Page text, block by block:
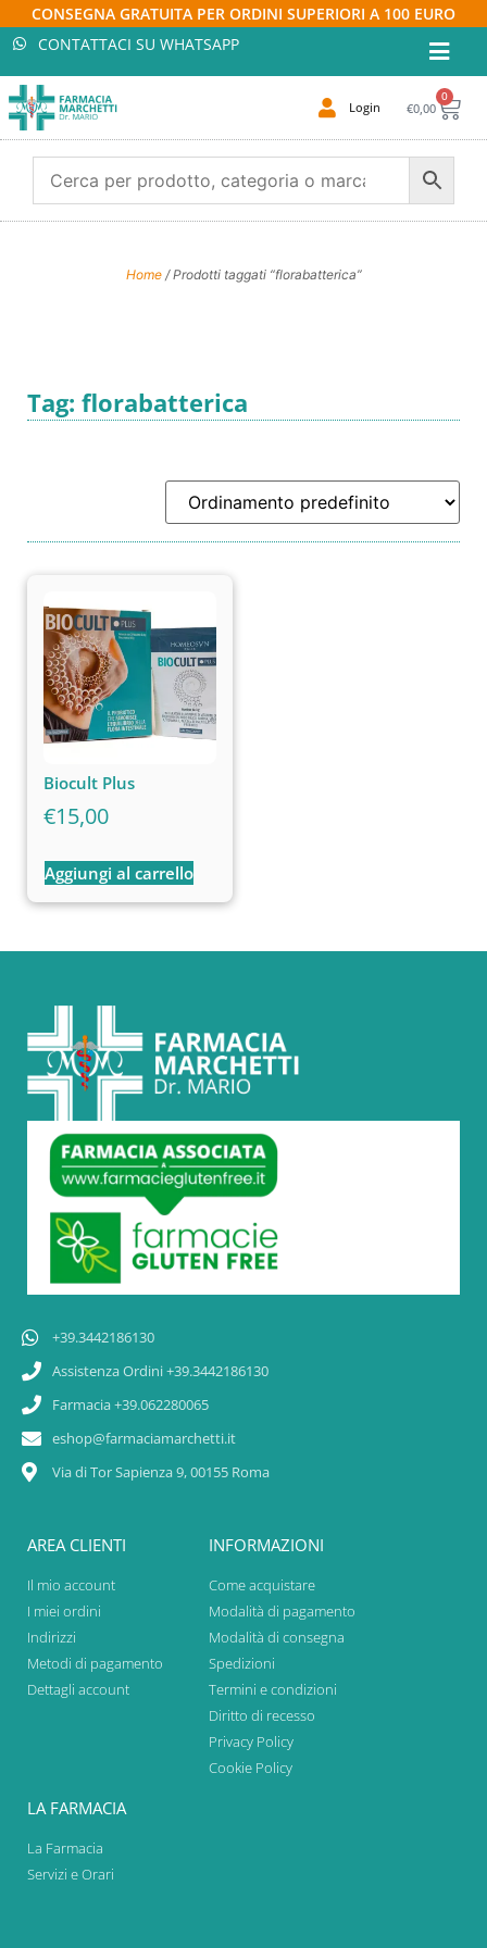
CONSEGNA GRATUITA PER ORDINI SUPERIORI A 100 EURO
CONTATTACI SU WHATSAPP
Login €0,00
0
Home/ Prodotti taggati “florabatterica”
Tag: florabatterica
Biocult Plus
€15,00
Aggiungi al carrello
+39.3442186130
Assistenza Ordini +39.3442186130
Farmacia +39.062280065
eshop@farmaciamarchetti.it
Via di Tor Sapienza 9, 00155 Roma
AREA CLIENTI
Il mio account
I miei ordini
Indirizzi
Metodi di pagamento
Dettagli account
INFORMAZIONI
Come acquistare
Modalità di pagamento
Modalità di consegna
Spedizioni
Termini e condizioni
Diritto di recesso
Privacy Policy
Cookie Policy
LA FARMACIA
La Farmacia
Servizi e Orari